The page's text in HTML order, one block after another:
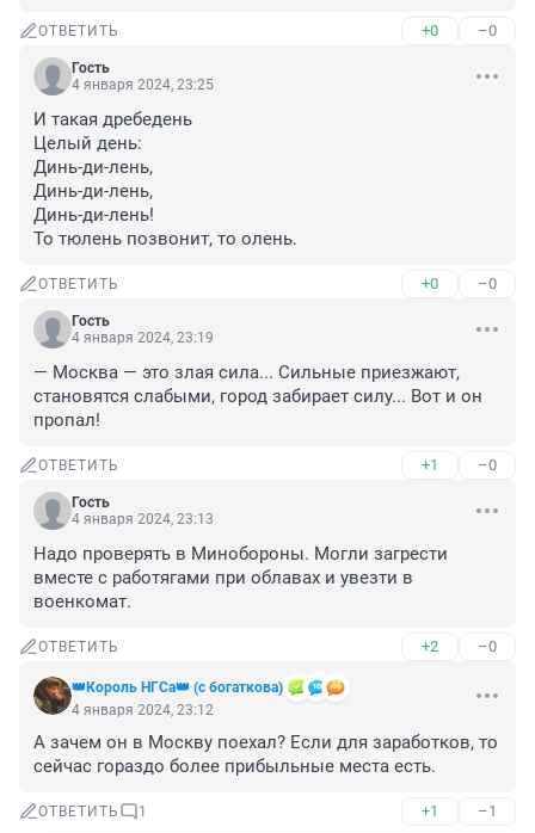
ОТВЕТИТЬ +0 –0
Гость
4 января 2024, 23:25
И такая дребедень
Целый день:
Динь-ди-лень,
Динь-ди-лень,
Динь-ди-лень!
То тюлень позвонит, то олень.
ОТВЕТИТЬ +0 –0
Гость
4 января 2024, 23:19
— Москва — это злая сила... Сильные приезжают,
становятся слабыми, город забирает силу... Вот и он
пропал!
ОТВЕТИТЬ +1 –0
Гость
4 января 2024, 23:13
Надо проверять в Минобороны. Могли загрести
вместе с работягами при облавах и увезти в
военкомат.
ОТВЕТИТЬ +2 –0
👑Король НГСа👑 (с богаткова)
4 января 2024, 23:12
А зачем он в Москву поехал? Если для заработков, то
сейчас гораздо более прибыльные места есть.
ОТВЕТИТЬ 1 +1 –1